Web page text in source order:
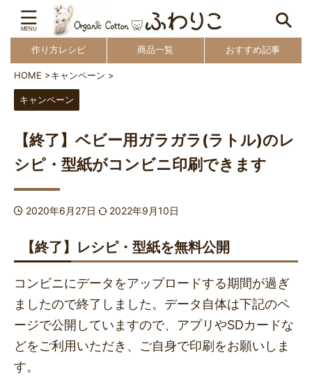
作り方レシピ 商品一覧 おすすめ記事
HOME >キャンペーン >
キャンペーン
【終了】ベビー用ガラガラ(ラトル)のレ
シピ・型紙がコンビニ印刷できます
2020年6月27日 2022年9月10日
【終了】レシピ・型紙を無料公開
コンビニにデータをアップロードする期間が過ぎ
ましたので終了しました。データ自体は下記のペ
ージで公開していますので、アプリやSDカードな
どをご利用いただき、ご自身で印刷をお願いしま
す。